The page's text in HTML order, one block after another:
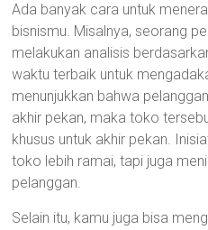
Ada banyak cara untuk
bisnismu. Misalnya, seorang
melakukan analisis
waktu terbaik untuk
menunjukkan bahwa
akhir pekan, maka toko
khusus untuk akhir pekan.
toko lebih ramai, tapi juga
pelanggan.
Selain itu, kamu juga bisa